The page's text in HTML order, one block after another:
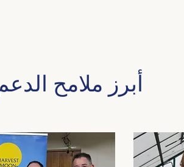
أبرز ملامح